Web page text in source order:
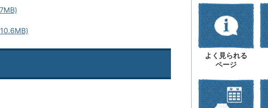
よく見られる
ページ